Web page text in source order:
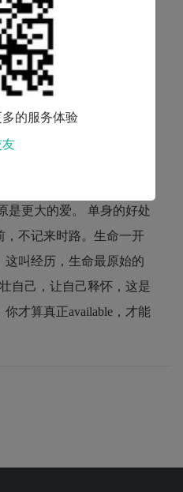
只会早衰。 爱的意义，
成害。 两个人在一起是
是生活，不能只停留在
被爱的满足时，同时也
能量才能延续和发展，
，一个人可能更好，当
依赖让你浪费青春，制
欢迎独立。再纠缠下
是更大的爱。 单身的好处
不记来时路。生命一开
叫经历，生命最原始的
自己，让自己释怀，这是
才算真正available，才能
的服务体验